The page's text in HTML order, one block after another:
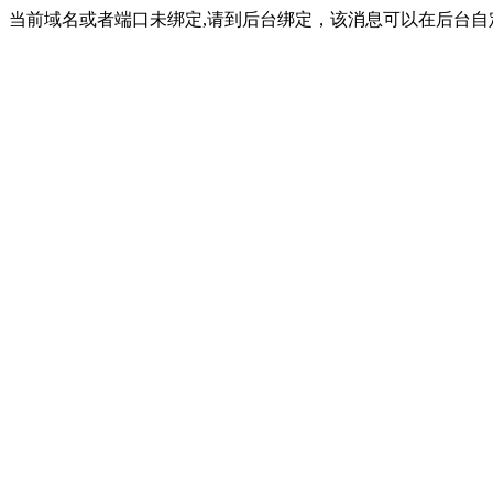
当前域名或者端口未绑定,请到后台绑定，该消息可以在后台自